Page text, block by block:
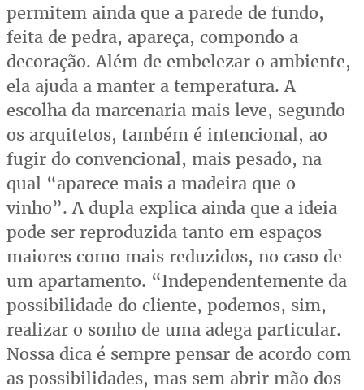
permitem ainda que a parede de fundo,
feita de pedra, apareça, compondo a
decoração. Além de embelezar o ambiente,
ela ajuda a manter a temperatura. A
escolha da marcenaria mais leve, segundo
os arquitetos, também é intencional, ao
fugir do convencional, mais pesado, na
qual “aparece mais a madeira que o
vinho”. A dupla explica ainda que a ideia
pode ser reproduzida tanto em espaços
maiores como mais reduzidos, no caso de
um apartamento. “Independentemente da
possibilidade do cliente, podemos, sim,
realizar o sonho de uma adega particular.
Nossa dica é sempre pensar de acordo com
as possibilidades, mas sem abrir mão dos